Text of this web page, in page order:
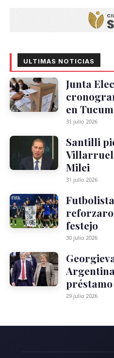
ULTIMAS NOTICIAS
Junta
en
31 julio 2026
Santilli
Villarruel
Milei
31 julio 2026
festejo
30 julio 2026
29 julio 2026